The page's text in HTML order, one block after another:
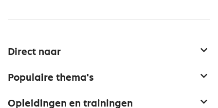
Direct naar
Populaire thema's
Opleidingen en trainingen